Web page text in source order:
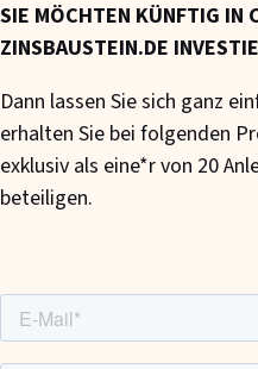
SIE MÖCHTEN KÜNFTIG IN
ZINSBAUSTEIN.DE
Dann lassen Sie sich ganz
erhalten Sie bei folgenden
exklusiv als eine*r von 20
beteiligen.